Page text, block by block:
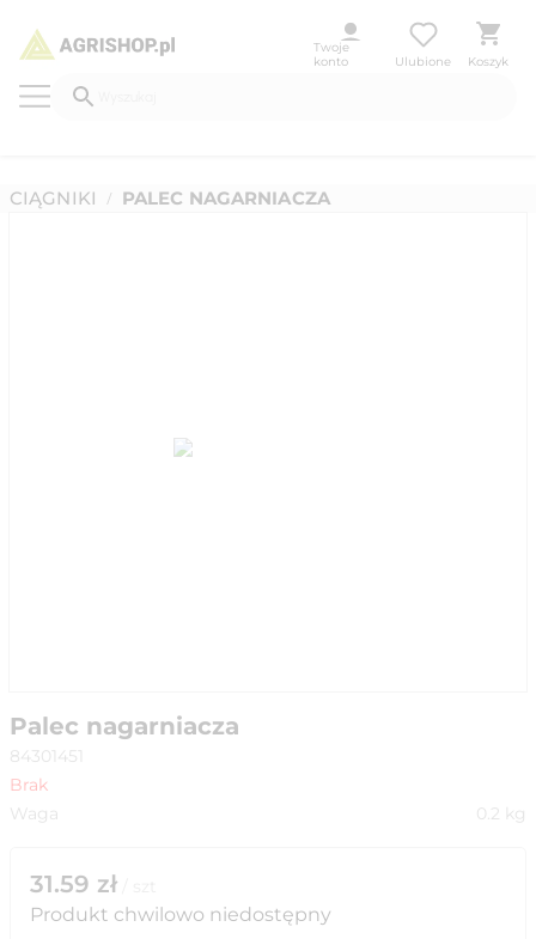
Twoje
konto
Ulubione Koszyk
CIĄGNIKI / PALEC NAGARNIACZA
Palec nagarniacza
84301451
Brak
Waga
0.2 kg
31.59 zł
Produkt chwilowo niedostępny